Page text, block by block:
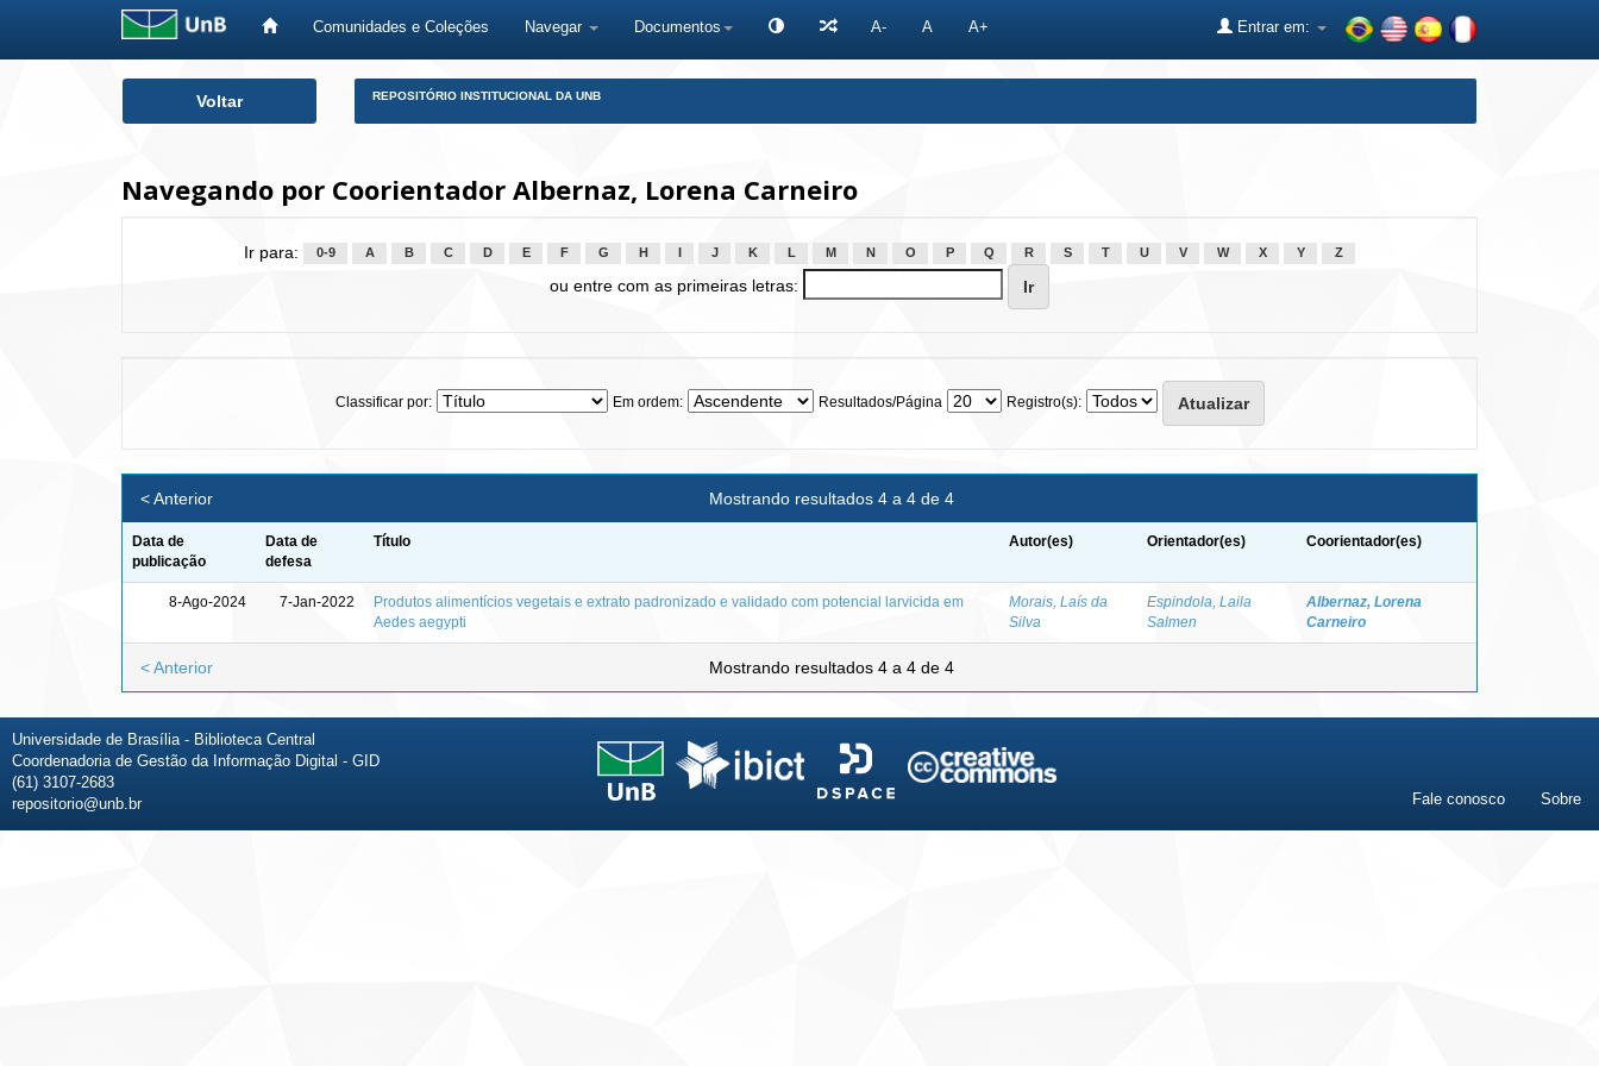
Comunidades e Coleções Navegar Documentos A- A A+ Entrar em:
Voltar REPOSITÓRIO INSTITUCIONAL DA UNB
Navegando por Coorientador Albernaz, Lorena Carneiro
Ir para: 0-9 A B C D E F G H J K L M N O P Q R S T U V W X Y Z
ou entre com as primeiras letras:
Classificar por: Em ordem: Resultados/Página Registro(s):
Mostrando resultados 4 a 4 de 4
< Anterior
Data de
publicação
Data de
defesa
Título Autor(es) Orientador(es) Coorientador(es)
8-Ago-2024 7-Jan-2022
Produtos alimentícios vegetais e extrato padronizado e validado com potencial larvicida em
Aedes aegypti
Morais, Laís da
Silva
Espindola, Laila
Salmen
Albernaz, Lorena
Carneiro
Mostrando resultados 4 a 4 de 4
< Anterior
Universidade de Brasília - Biblioteca Central
Coordenadoria de Gestão da Informação Digital - GID
(61) 3107-2683
repositorio@unb.br
Fale conosco Sobre